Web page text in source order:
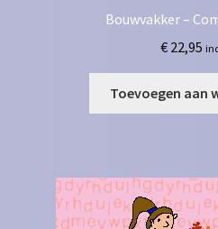
Bouwvakker –
€22,95
Toevoegen aan